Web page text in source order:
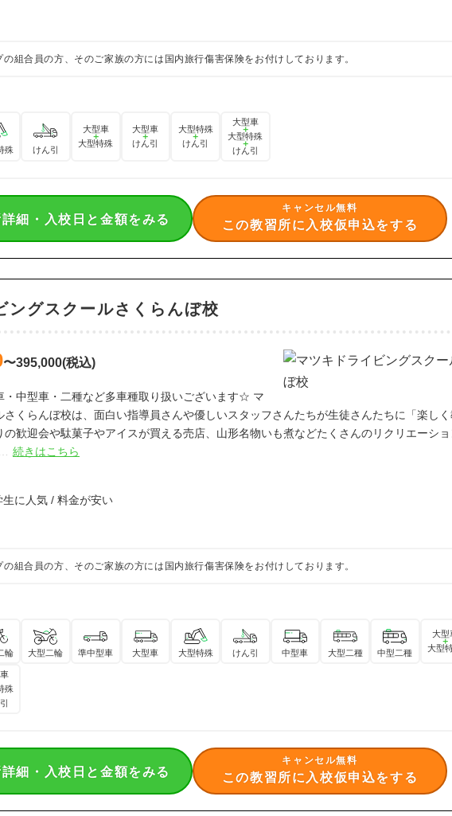
の組合員の方、そのご家族の方には国内旅行傷害保険をお付けしております。
殊 けん引
大型車
＋
大型特殊
大型車
＋
けん引
大型特殊
＋
けん引
大型車
＋
大型特殊
＋
けん引
細・入校日と金額をみる
キャンセル無料
この教習所に入校仮申込をする
ングスクールさくらんぼ校
〜395,000(税込)
中型車・二種など多車種取り扱いございます☆ マ
くらんぼ校は、面白い指導員さんや優しいスタッフさんたちが生徒さんたちに「楽し
歓迎会や駄菓子やアイスが買える売店、山形名物いも煮などたくさんのリクリエーシ
続きはこちら
に人気 / 料金が安い
の組合員の方、そのご家族の方には国内旅行傷害保険をお付けしております。
輪 大型二輪 準中型車 大型車 大型特殊 けん引 中型車 大型二種 中型二種
大型
＋
大型
殊
細・入校日と金額をみる
キャンセル無料
この教習所に入校仮申込をする